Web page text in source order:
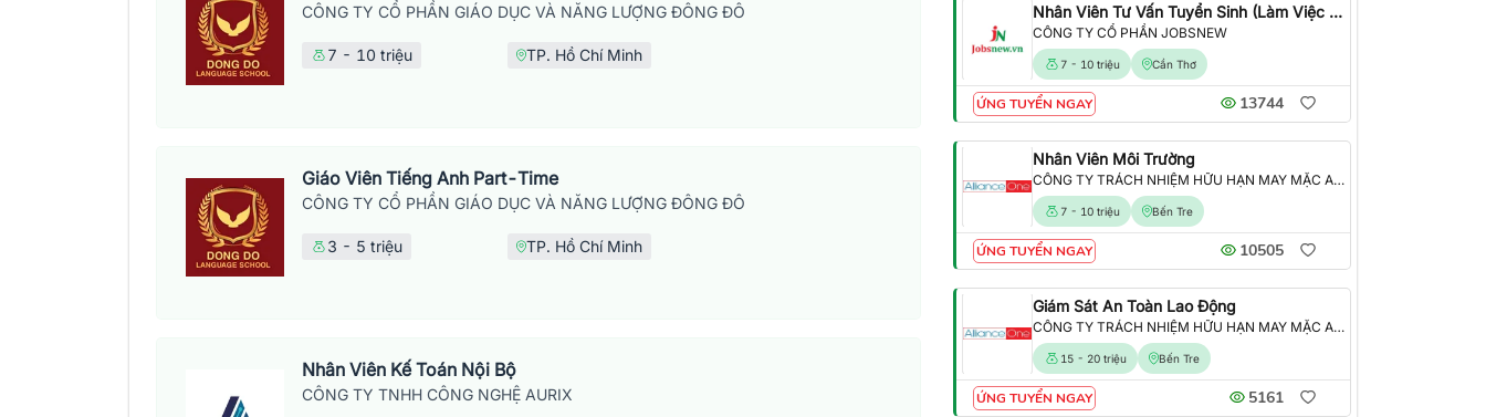
CÔNG TY CỔ PHẦN GIÁO DỤC VÀ NĂNG LƯỢNG ĐÔNG ĐÔ
7 - 10 triệu TP. Hồ Chí Minh
Giáo Viên Tiếng Anh Part-Time
CÔNG TY CỔ PHẦN GIÁO DỤC VÀ NĂNG LƯỢNG ĐÔNG ĐÔ
3 - 5 triệu TP. Hồ Chí Minh
Nhân Viên Kế Toán Nội Bộ
CÔNG TY TNHH CÔNG NGHỆ AURIX
Nhân Viên Tư Vấn Tuyển Sinh (Làm Việc Tại Văn Phòng)
CÔNG TY CỔ PHẦN JOBSNEW
7 - 10 triệu Cần Thơ
ỨNG TUYỂN NGAY 13744
Nhân Viên Môi Trường
CÔNG TY TRÁCH NHIỆM HỮU HẠN MAY MẶC ALLIANCE ONE
7 - 10 triệu Bến Tre
ỨNG TUYỂN NGAY 10505
Giám Sát An Toàn Lao Động
CÔNG TY TRÁCH NHIỆM HỮU HẠN MAY MẶC ALLIANCE ONE
15 - 20 triệu Bến Tre
ỨNG TUYỂN NGAY 5161